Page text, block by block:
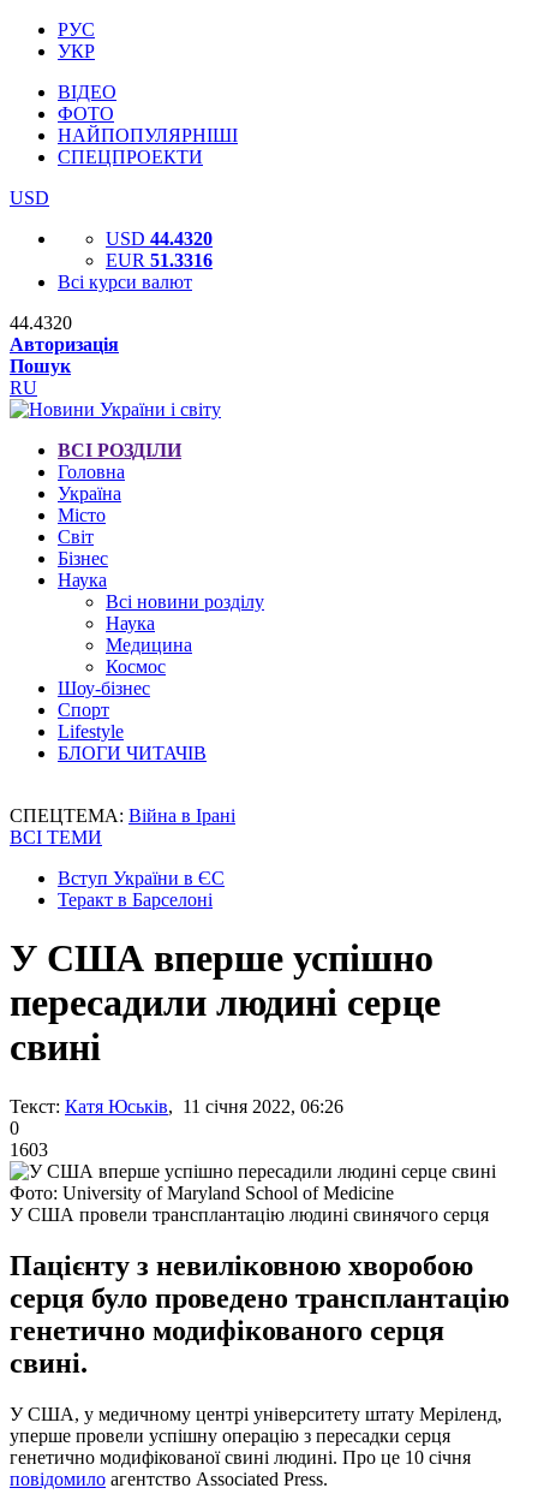
РУС
УКР
ВІДЕО
ФОТО
НАЙПОПУЛЯРНІШІ
СПЕЦПРОЕКТИ
USD
USD 44.4320
EUR 51.3316
Всі курси валют
44.4320
Авторизація
Пошук
RU
ВСІ РОЗДІЛИ
Головна
Україна
Місто
Світ
Бізнес
Наука
Всі новини розділу
Наука
Медицина
Космос
Шоу-бізнес
Спорт
Lifestyle
БЛОГИ ЧИТАЧІВ
СПЕЦТЕМА: Війна в Ірані
ВСІ ТЕМИ
Вступ України в ЄС
Теракт в Барселоні
У США вперше успішно
пересадили людині серце
свині
Текст: Катя Юськів, 11 січня 2022, 06:26
0
1603
Фото: University of Maryland School of Medicine
У США провели трансплантацію людині свинячого серця
Пацієнту з невиліковною хворобою
серця було проведено трансплантацію
генетично модифікованого серця
свині.
У США, у медичному центрі університету штату Меріленд,
уперше провели успішну операцію з пересадки серця
генетично модифікованої свині людині. Про це 10 січня
повідомило агентство Associated Press.